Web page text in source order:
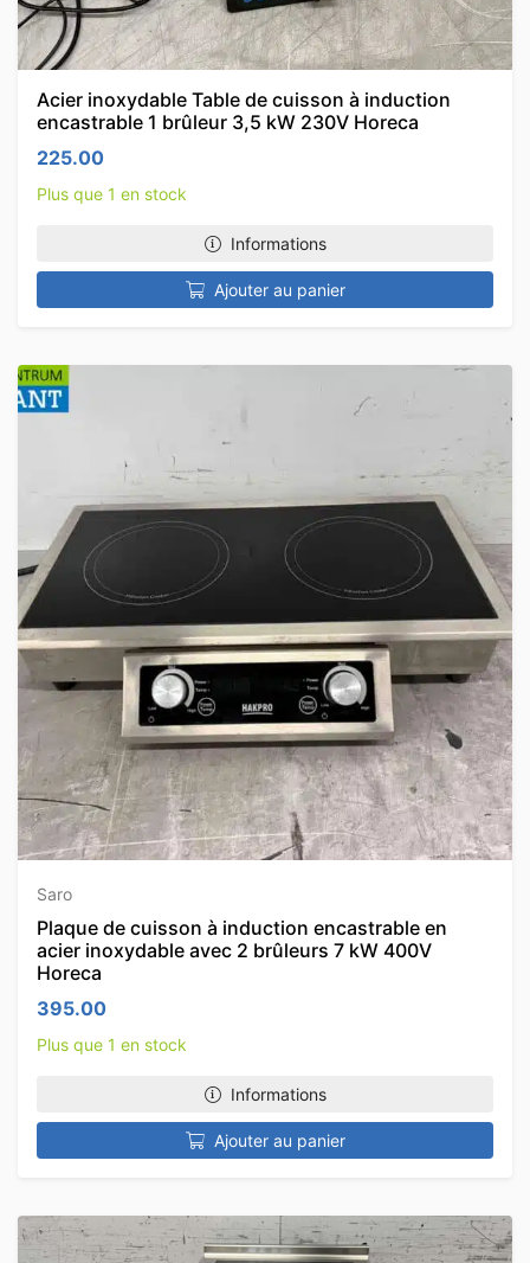
Acier inoxydable Table de cuisson à induction
encastrable 1 brûleur 3,5 kW 230V Horeca
225.00
Plus que 1 en stock
Informations
Ajouter au panier
Saro
Plaque de cuisson à induction encastrable en
acier inoxydable avec 2 brûleurs 7 kW 400V
Horeca
395.00
Plus que 1 en stock
Informations
Ajouter au panier